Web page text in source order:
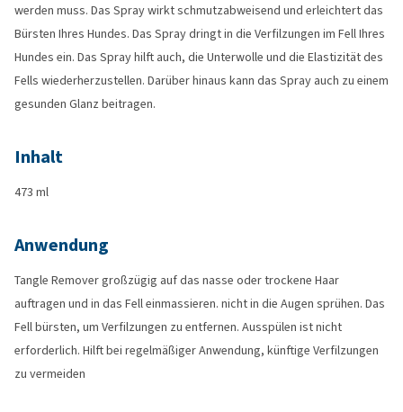
werden muss. Das Spray wirkt schmutzabweisend und erleichtert das
Bürsten Ihres Hundes. Das Spray dringt in die Verfilzungen im Fell Ihres
Hundes ein. Das Spray hilft auch, die Unterwolle und die Elastizität des
Fells wiederherzustellen. Darüber hinaus kann das Spray auch zu einem
gesunden Glanz beitragen.
Inhalt
473 ml
Anwendung
Tangle Remover großzügig auf das nasse oder trockene Haar
auftragen und in das Fell einmassieren. nicht in die Augen sprühen. Das
Fell bürsten, um Verfilzungen zu entfernen. Ausspülen ist nicht
erforderlich. Hilft bei regelmäßiger Anwendung, künftige Verfilzungen
zu vermeiden